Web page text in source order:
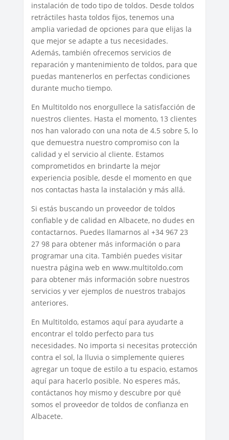
instalación de todo tipo de toldos. Desde toldos
retráctiles hasta toldos fijos, tenemos una
amplia variedad de opciones para que elijas la
que mejor se adapte a tus necesidades.
Además, también ofrecemos servicios de
reparación y mantenimiento de toldos, para que
puedas mantenerlos en perfectas condiciones
durante mucho tiempo.
En Multitoldo nos enorgullece la satisfacción de
nuestros clientes. Hasta el momento, 13 clientes
nos han valorado con una nota de 4.5 sobre 5, lo
que demuestra nuestro compromiso con la
calidad y el servicio al cliente. Estamos
comprometidos en brindarte la mejor
experiencia posible, desde el momento en que
nos contactas hasta la instalación y más allá.
Si estás buscando un proveedor de toldos
confiable y de calidad en Albacete, no dudes en
contactarnos. Puedes llamarnos al +34 967 23
27 98 para obtener más información o para
programar una cita. También puedes visitar
nuestra página web en www.multitoldo.com
para obtener más información sobre nuestros
servicios y ver ejemplos de nuestros trabajos
anteriores.
En Multitoldo, estamos aquí para ayudarte a
encontrar el toldo perfecto para tus
necesidades. No importa si necesitas protección
contra el sol, la lluvia o simplemente quieres
agregar un toque de estilo a tu espacio, estamos
aquí para hacerlo posible. No esperes más,
contáctanos hoy mismo y descubre por qué
somos el proveedor de toldos de confianza en
Albacete.